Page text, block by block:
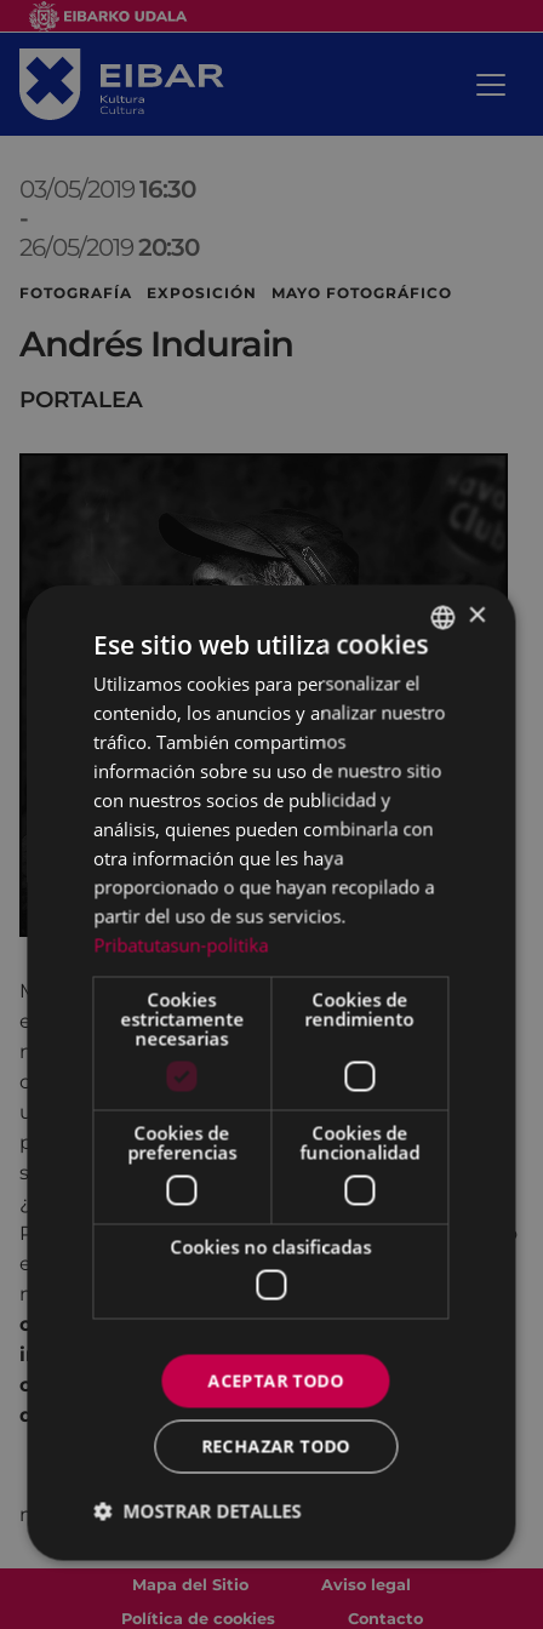
03/05/201916:30
-
26/05/201920:30
FOTOGRAFÍA EXPOSICIÓN MAYO FOTOGRÁFICO
Andrés Indurain
PORTALEA
Mantengo y defiendo lo que yo llamo “desorden
en los temas a fotografiar. No tengo obsesión por
ninguno en concreto; por encima de todo,
considero el tiempo dedicado a la fotografía como
una afición, opino que hacer una o cien fotografías,
preparar la cámara, mirar, ver, componer, etc. debe
ser un acto tranquilo, elegido con libertad, un acto
¿relajante?
Para terminar he elegido una reflexión del fotógrafo
estadounidense
muy acertada:
“La fotografía es el arte de la
observación. Se trata de encontrar algo
interesante en un lugar ordinario. Me he dado
cuenta de que tiene poco que ver con las cosas
que ves y mucho con cómo las ves“.
martes – domingo 18:30-20:30
Mapa del Sitio
Aviso legal
Política de cookies
Contacto
BASQUE
SPANISH
×
Ese sitio web utiliza cookies
Utilizamos cookies para personalizar el
contenido, los anuncios y analizar nuestro
tráfico. También compartimos
información sobre su uso de nuestro sitio
con nuestros socios de publicidad y
análisis, quienes pueden combinarla con
otra información que les haya
proporcionado o que hayan recopilado a
partir del uso de sus servicios.
Pribatutasun-politika
Cookies
estrictamente
necesarias
Cookies de
rendimiento
Cookies de
preferencias
Cookies de
funcionalidad
Cookies no clasificadas
ACEPTAR TODO
RECHAZAR TODO
MOSTRAR DETALLES